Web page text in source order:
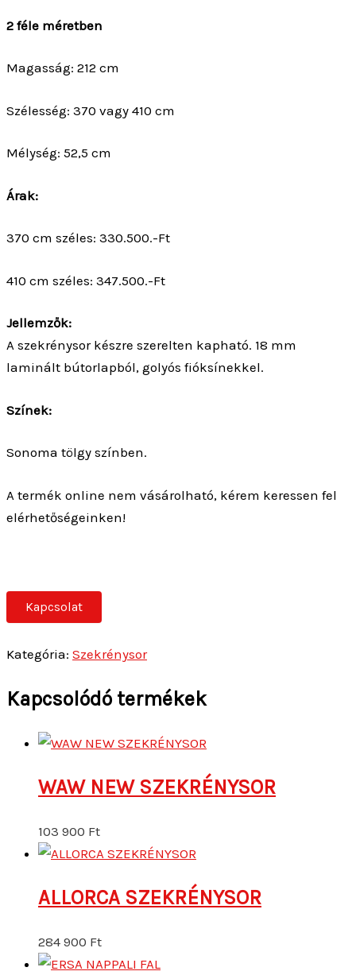
2 féle méretben
Magasság: 212 cm
Szélesség: 370 vagy 410 cm
Mélység: 52,5 cm
Árak:
370 cm széles: 330.500.-Ft
410 cm széles: 347.500.-Ft
Jellemzők:
A szekrénysor készre szerelten kapható. 18 mm
laminált bútorlapból, golyós fióksínekkel.
Színek:
Sonoma tölgy színben.
A termék online nem vásárolható, kérem keressen fel
elérhetőségeinken!
Kapcsolat
Kategória: Szekrénysor
Kapcsolódó termékek
WAW NEW SZEKRÉNYSOR
103 900 Ft
ALLORCA SZEKRÉNYSOR
284 900 Ft